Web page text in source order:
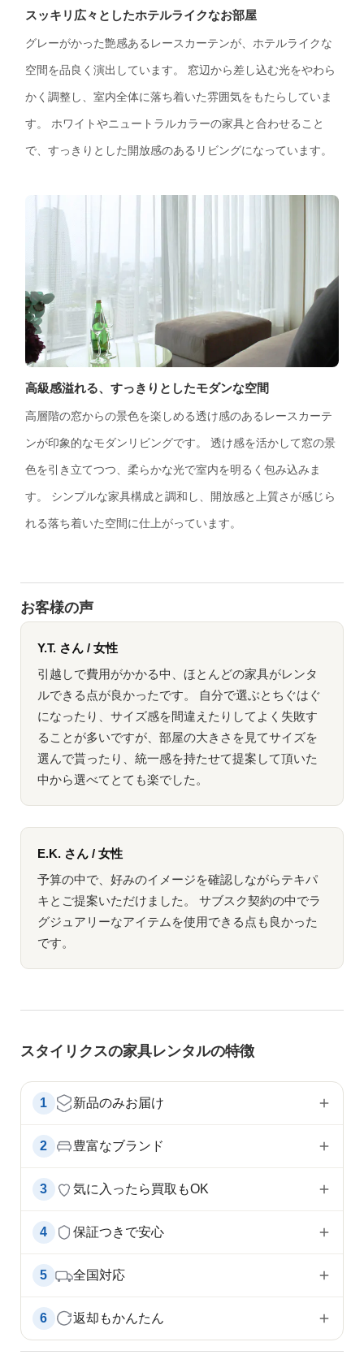
スッキリ広々としたホテルライクなお部屋
グレーがかった艶感あるレースカーテンが、ホテルライクな
空間を品良く演出しています。 窓辺から差し込む光をやわら
かく調整し、室内全体に落ち着いた雰囲気をもたらしていま
す。 ホワイトやニュートラルカラーの家具と合わせること
で、すっきりとした開放感のあるリビングになっています。
高級感溢れる、すっきりとしたモダンな空間
高層階の窓からの景色を楽しめる透け感のあるレースカーテ
ンが印象的なモダンリビングです。 透け感を活かして窓の景
色を引き立てつつ、柔らかな光で室内を明るく包み込みま
す。 シンプルな家具構成と調和し、開放感と上質さが感じら
れる落ち着いた空間に仕上がっています。
お客様の声
Y.T. さん / 女性
引越しで費用がかかる中、ほとんどの家具がレンタ
ルできる点が良かったです。 自分で選ぶとちぐはぐ
になったり、サイズ感を間違えたりしてよく失敗す
ることが多いですが、部屋の大きさを見てサイズを
選んで貰ったり、統一感を持たせて提案して頂いた
中から選べてとても楽でした。
E.K. さん / 女性
予算の中で、好みのイメージを確認しながらテキパ
キとご提案いただけました。 サブスク契約の中でラ
グジュアリーなアイテムを使用できる点も良かった
です。
スタイリクスの家具レンタルの特徴
1 新品のみお届け
2 豊富なブランド
3 気に入ったら買取もOK
4 保証つきで安心
5 全国対応
6 返却もかんたん